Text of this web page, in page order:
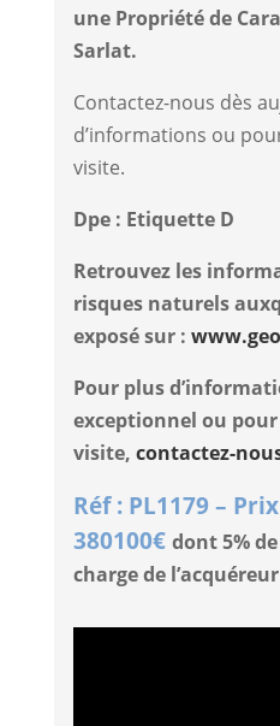
une Propriété de
Sarlat.
Contactez-nous dès
d’informations ou
visite.
Dpe : Etiquette D
Retrouvez les
risques naturels
exposé sur :
Pour plus
exceptionnel ou
visite, contactez-
Réf : PL1179 –
380100€ dont 5%
charge de